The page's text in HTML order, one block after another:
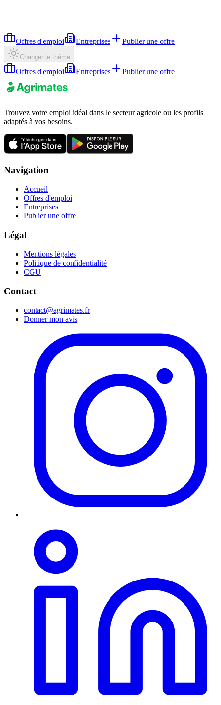
Offres d'emploi Entreprises Publier une offre
Changer le thème
Offres d'emploi Entreprises Publier une offre
Trouvez votre emploi idéal dans le secteur agricole ou les profils
adaptés à vos besoins.
Navigation
Accueil
Offres d'emploi
Entreprises
Publier une offre
Légal
Mentions légales
Politique de confidentialité
CGU
Contact
contact@agrimates.fr
Donner mon avis